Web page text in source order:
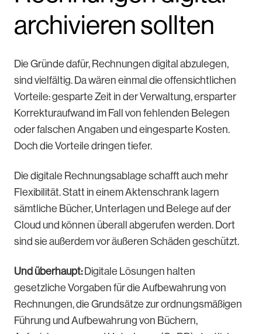
archivieren sollten
Die Gründe dafür, Rechnungen digital abzulegen,
sind vielfältig. Da wären einmal die offensichtlichen
Vorteile: gesparte Zeit in der Verwaltung, ersparter
Korrekturaufwand im Fall von fehlenden Belegen
oder falschen Angaben und eingesparte Kosten.
Doch die Vorteile dringen tiefer.
Die digitale Rechnungsablage schafft auch mehr
Flexibilität. Statt in einem Aktenschrank lagern
sämtliche Bücher, Unterlagen und Belege auf der
Cloud und können überall abgerufen werden. Dort
sind sie außerdem vor äußeren Schäden geschützt.
Und überhaupt:Digitale Lösungen halten
gesetzliche Vorgaben für die Aufbewahrung von
Rechnungen, die Grundsätze zur ordnungsmäßigen
Führung und Aufbewahrung von Büchern,